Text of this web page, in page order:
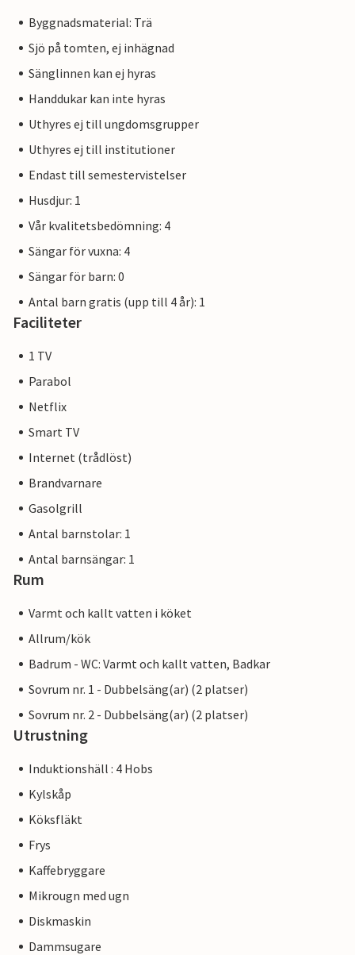
Byggnadsmaterial: Trä
Sjö på tomten, ej inhägnad
Sänglinnen kan ej hyras
Handdukar kan inte hyras
Uthyres ej till ungdomsgrupper
Uthyres ej till institutioner
Endast till semestervistelser
Husdjur: 1
Vår kvalitetsbedömning: 4
Sängar för vuxna: 4
Sängar för barn: 0
Antal barn gratis (upp till 4 år): 1
Faciliteter
1 TV
Parabol
Netflix
Smart TV
Internet (trådlöst)
Brandvarnare
Gasolgrill
Antal barnstolar: 1
Antal barnsängar: 1
Rum
Varmt och kallt vatten i köket
Allrum/kök
Badrum - WC: Varmt och kallt vatten, Badkar
Sovrum nr. 1 - Dubbelsäng(ar) (2 platser)
Sovrum nr. 2 - Dubbelsäng(ar) (2 platser)
Utrustning
Induktionshäll : 4 Hobs
Kylskåp
Köksfläkt
Frys
Kaffebryggare
Mikrougn med ugn
Diskmaskin
Dammsugare